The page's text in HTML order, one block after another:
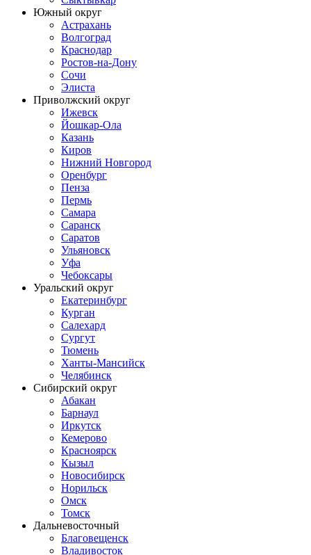
Южный округ
Астрахань
Волгоград
Краснодар
Ростов-на-Дону
Сочи
Элиста
Приволжский округ
Ижевск
Йошкар-Ола
Казань
Киров
Нижний Новгород
Оренбург
Пенза
Пермь
Самара
Саранск
Саратов
Ульяновск
Уфа
Чебоксары
Уральский округ
Екатеринбург
Курган
Салехард
Сургут
Тюмень
Ханты-Мансийск
Челябинск
Сибирский округ
Абакан
Барнаул
Иркутск
Кемерово
Красноярск
Кызыл
Новосибирск
Норильск
Омск
Томск
Дальневосточный
Благовещенск
Владивосток